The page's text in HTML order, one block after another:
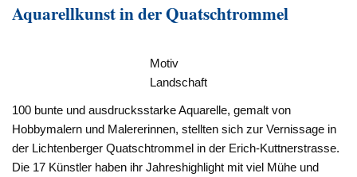
Aquarellkunst in der Quatschtrommel
Motiv
Landschaft
100 bunte und ausdrucksstarke Aquarelle, gemalt von
Hobbymalern und Malererinnen, stellten sich zur Vernissage in
der Lichtenberger Quatschtrommel in der Erich-Kuttnerstrasse.
Die 17 Künstler haben ihr Jahreshighlight mit viel Mühe und